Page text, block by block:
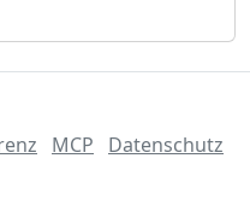
MCP
Datenschutz